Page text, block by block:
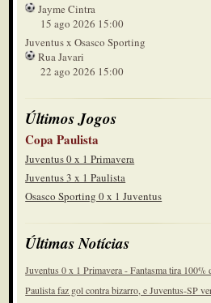
Jayme Cintra
15 ago 2026 15:00
Juventus x Osasco Sporting
Rua Javari
22 ago 2026 15:00
Últimos Jogos
Copa Paulista
Juventus 0 x 1 Primavera
Juventus 3 x 1 Paulista
Osasco Sporting 0 x 1 Juventus
Últimas Notícias
Juventus 0 x 1 Primavera - Fantasma tira 100%
Paulista faz gol contra bizarro, e Juventus-SP